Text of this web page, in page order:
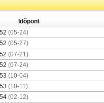
Időpont
(05-24)
(05-27)
(07-21)
(07-24)
(10-04)
(10-11)
(02-12)